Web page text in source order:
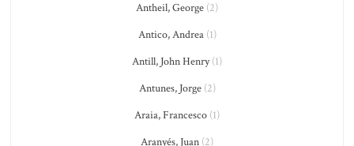
Antheil, George (2)
Antico, Andrea(1)
Antill, John Henry(1)
Antunes, Jorge(2)
Araia, Francesco (1)
Aranyés, Juan (2)